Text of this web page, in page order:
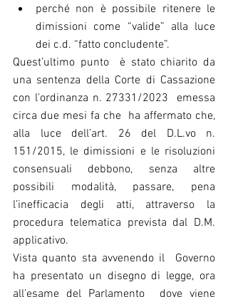
perché non è possibile ritenere le
dimissioni come “valide” alla luce
dei c.d. “fatto concludente”.
Quest’ultimo punto  è stato chiarito da
una sentenza della Corte di Cassazione
con l’ordinanza n. 27331/2023  emessa
circa due mesi fa che  ha affermato che,
alla luce dell’art. 26 del D.L.vo n.
151/2015, le dimissioni e le risoluzioni
consensuali debbono, senza altre
possibili modalità, passare, pena
l’inefficacia degli atti, attraverso la
procedura telematica prevista dal D.M.
applicativo.
Vista quanto sta avvenendo il  Governo
ha presentato un disegno di legge, ora